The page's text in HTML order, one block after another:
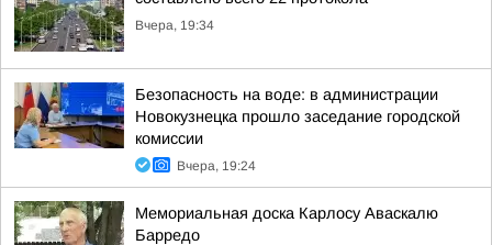
Вчера, 19:34
Безопасность на воде: в администрации
Новокузнецка прошло заседание городской
комиссии
Вчера, 19:24
Мемориальная доска Карлосу Аваскалю
Барредо